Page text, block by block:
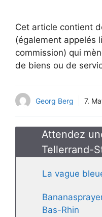
Cet article contient
(également appelés
commission) qui
de biens ou de
Georg Berg 7.
Attendez
Tellerrand-
La vague
Bas-Rhin